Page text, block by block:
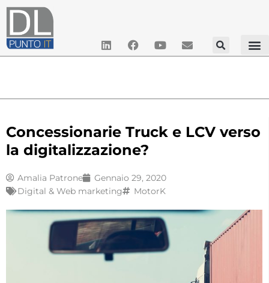
Concessionarie Truck e LCV verso
la digitalizzazione?
Amalia Patrone
Gennaio 29, 2020
Digital & Web marketing
MotorK